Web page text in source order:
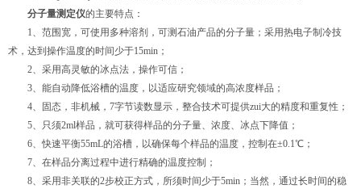
分子量测定仪的主要特点：
1、范围宽，可使用多种溶剂，可测石油产品的分子量；采用热电子制冷技
术，达到操作温度的时间少于15min；
2、采用高灵敏的冰点法，操作可信；
3、能自动降低浴槽的温度，以适应研究领域的高浓度样品；
4、固态，非机械，7字节读数显示，整合技术可提供zui大的精度和重复性；
5、只须2ml样品，就可获得样品的分子量、浓度、冰点下降值；
6、快速平衡55mL的浴槽，以确保每个样品的温度，控制在±0.1℃；
7、在样品分离过程中进行精确的温度控制；
8、采用非关联的2步校正方式，所须时间少于5min；当然，通过长时间的稳